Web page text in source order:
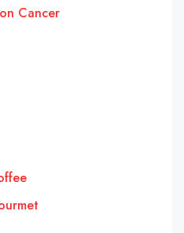
Cancer